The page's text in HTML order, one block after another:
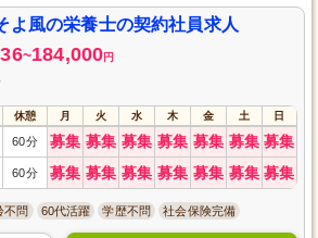
よ風の栄養士の契約社員求人
~184,000円
休憩 月 火 水 木 金 土 日
60分 募集 募集 募集 募集 募集 募集 募集
60分 募集 募集 募集 募集 募集 募集 募集
不問 60代活躍 学歴不問 社会保険完備